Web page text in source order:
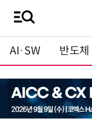
AI·SW 반도체